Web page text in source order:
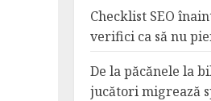
Checklist SEO
verifici ca să nu
De la păcănele la
jucători migrează